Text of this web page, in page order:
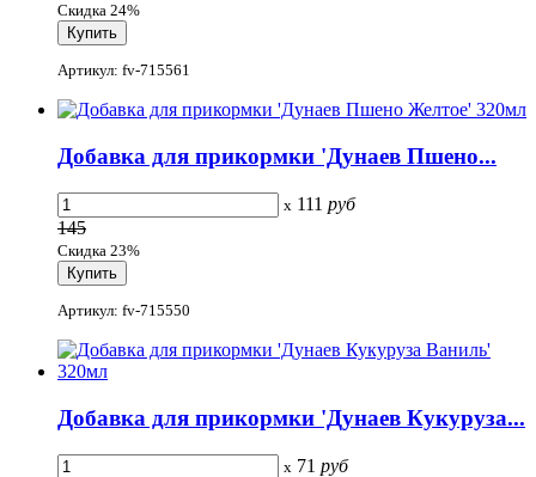
Скидка 24%
Артикул: fv-715561
Добавка для прикормки 'Дунаев Пшено...
x 111 руб
145
Скидка 23%
Артикул: fv-715550
Добавка для прикормки 'Дунаев Кукуруза...
x 71 руб